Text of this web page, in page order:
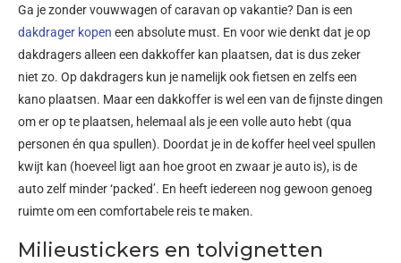
Ga je zonder vouwwagen of caravan op vakantie? Dan is een
dakdrager kopen een absolute must. En voor wie denkt dat je op
dakdragers alleen een dakkoffer kan plaatsen, dat is dus zeker
niet zo. Op dakdragers kun je namelijk ook fietsen en zelfs een
kano plaatsen. Maar een dakkoffer is wel een van de fijnste dingen
om er op te plaatsen, helemaal als je een volle auto hebt (qua
personen én qua spullen). Doordat je in de koffer heel veel spullen
kwijt kan (hoeveel ligt aan hoe groot en zwaar je auto is), is de
auto zelf minder ‘packed’. En heeft iedereen nog gewoon genoeg
ruimte om een comfortabele reis te maken.
Milieustickers en tolvignetten